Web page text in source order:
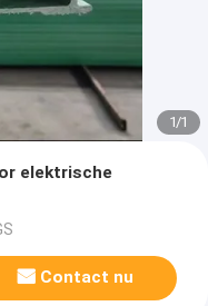
1/1
elektrische
Contact nu